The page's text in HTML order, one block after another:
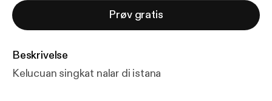
Prøv gratis
Beskrivelse
Kelucuan singkat nalar di istana